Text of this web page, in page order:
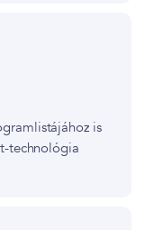
is
technológia